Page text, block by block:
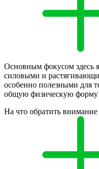
Основным фокусом здесь
силовыми и
особенно полезными для
общую физическую форму
На что обратить внимание